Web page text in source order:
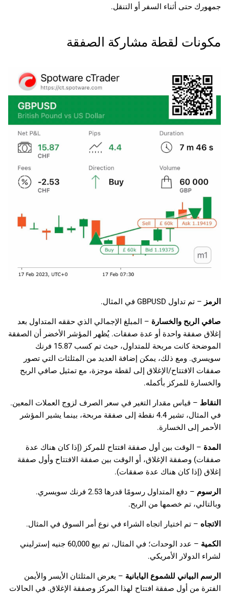
جمهورك حتى أثناء السفر أو التنقل.
مكونات لقطة مشاركة الصفقة
الرمز – تم تداول GBPUSD في المثال.
صافي الربح والخسارة – المبلغ الإجمالي الذي حققه المتداول بعد
إغلاق صفقة واحدة أو عدة صفقات. يُظهر المؤشر الأخضر أن الصفقة
الموضحة كانت مربحة للمتداول، حيث تم كسب 15.87 فرنك
سويسري. ومع ذلك، يمكن إضافة العديد من المثلثات التي تصور
صفقات الافتتاح/الإغلاق إلى لقطة موجزة، مع تمثيل صافي الربح
والخسارة للمركز بأكمله.
النقاط – قياس مقدار التغير في سعر الصرف لزوج العملات المعين.
في المثال، تشير 4.4 نقطة إلى صفقة مربحة، بينما يشير المؤشر
الأحمر إلى الخسارة.
المدة – الوقت بين أول صفقة افتتاح للمركز (إذا كان هناك عدة
صفقات) وصفقة الإغلاق، أو الوقت بين صفقة الافتتاح وأول صفقة
إغلاق (إذا كان هناك عدة صفقات).
الرسوم
– دفع المتداول رسومًا قدرها 2.53 فرنك سويسري.
وبالتالي، تم خصمها من الربح.
الاتجاه – تم اختيار اتجاه الشراء في نوع أمر السوق في المثال.
الكمية
– عدد الوحدات؛ في المثال، تم بيع 60,000 جنيه إسترليني
لشراء الدولار الأمريكي.
الرسم البياني للشموع اليابانية – يعرض المثلثان الأيسر والأيمن
الفترة من أول صفقة افتتاح لهذا المركز وصفقة الإغلاق. في الحالات